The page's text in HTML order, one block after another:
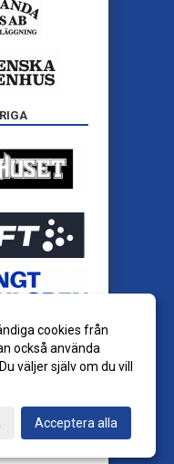
cookies från
också använda
väljer själv om du vill
Acceptera alla